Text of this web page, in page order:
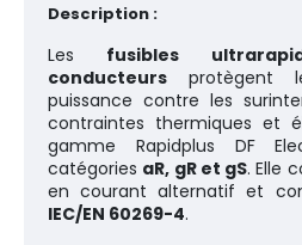
Description :
Les fusibles
conducteurs protègent
puissance contre les
contraintes thermiques et
gamme Rapidplus DF
catégories aR, gR et gS. Elle
en courant alternatif et
IEC/EN 60269-4.